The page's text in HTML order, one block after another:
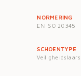
NORMERING
EN ISO 20345
SCHOENTYPE
Veiligheidslaars